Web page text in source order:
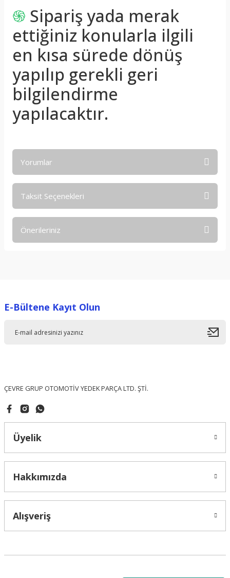
֍ Sipariş yada merak
ettiğiniz konularla ilgili
en kısa sürede dönüş
yapılıp gerekli geri
bilgilendirme
yapılacaktır.
Yorumlar
Taksit Seçenekleri
Önerileriniz
Ürün resmi kalitesiz, bozuk veya görüntülenemiyor.
E-Bültene Kayıt Olun
ÇEVRE GRUP OTOMOTİV YEDEK PARÇA LTD. ŞTİ.
Üyelik
Hakkımızda
Alışveriş